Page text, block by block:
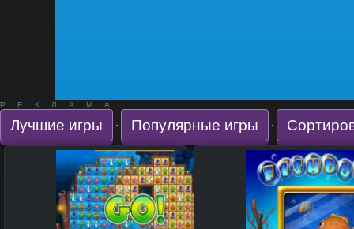
РЕКЛАМА
Лучшие игры · Популярные игры ·